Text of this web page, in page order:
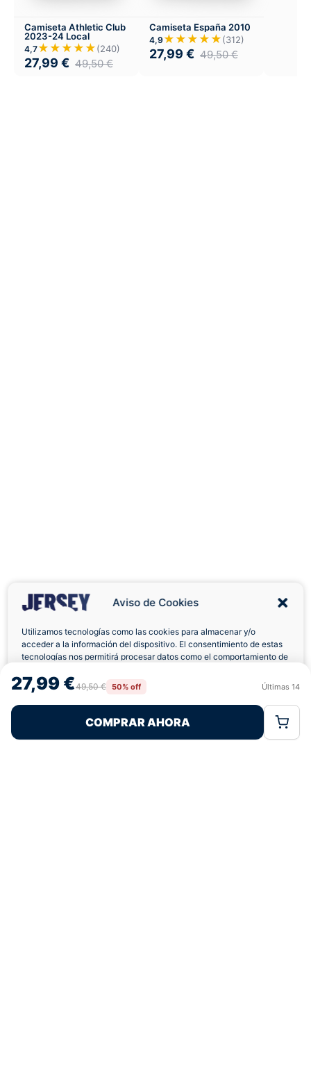
Aviso de Cookies
Utilizamos tecnologías como las cookies para almacenar y/o
acceder a la información del dispositivo. El consentimiento de estas
tecnologías nos permitirá procesar datos como el comportamiento de
retirar el consentimiento, puede afectar negativamente a ciertas
características y funciones.
Rechazar
Política de CookiesPolítica de Privacidad
27,99 €49,50 € 50% off Últimas 14
COMPRAR AHORA
Camiseta Athletic Club
2023-24 Local
4,7★★★★★(240)
27,99 € 49,50€
Camiseta España 2010
4,9 ★★★★★(312)
27,99 € 49,50€